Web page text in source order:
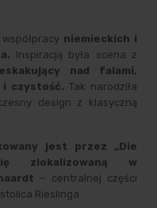
niemieckich i
Inspiracją była scena z
nad falami,
i czystość. Tak narodziła
design z klasyczną
jest przez „Die
zlokalizowaną w
– centralnej części
Rieslinga.